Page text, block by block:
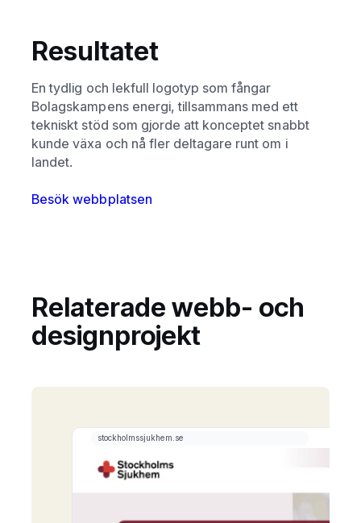
Resultatet
En tydlig och lekfull logotyp som fångar
Bolagskampens energi, tillsammans med ett
tekniskt stöd som gjorde att konceptet snabbt
kunde växa och nå fler deltagare runt om i
landet.
Besök webbplatsen
Relaterade webb- och
designprojekt